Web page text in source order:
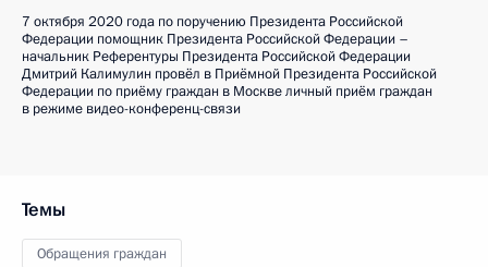
7 октября 2020 года по поручению Президента Российской
Федерации помощник Президента Российской Федерации –
начальник Референтуры Президента Российской Федерации
Дмитрий Калимулин провёл в Приёмной Президента Российской
Федерации по приёму граждан в Москве личный приём граждан
в режиме видео-конференц-связи
Темы
Обращения граждан